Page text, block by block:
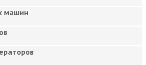
машин